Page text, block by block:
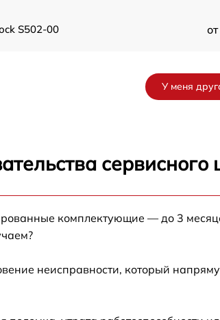
S502-00
S502-
Roborock
У меня
комплектующие — до 3
неисправности, который